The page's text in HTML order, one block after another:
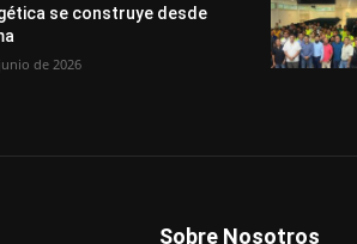
se construye desde
de 2026
Sobre Nosotros